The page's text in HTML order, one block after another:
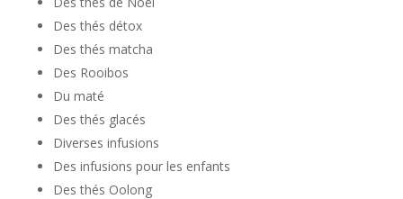
Des thés détox
Des thés matcha
Des Rooibos
Du maté
Des thés glacés
Diverses infusions
Des infusions pour les enfants
Des thés Oolong